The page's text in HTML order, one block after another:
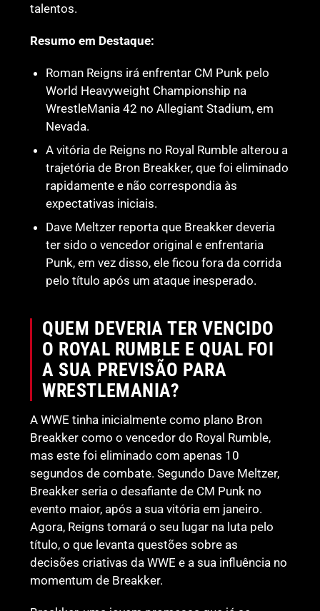
talentos.
Resumo em Destaque:
Roman Reigns irá enfrentar CM Punk pelo
World Heavyweight Championship na
WrestleMania 42 no Allegiant Stadium, em
Nevada.
A vitória de Reigns no Royal Rumble alterou a
trajetória de Bron Breakker, que foi eliminado
rapidamente e não correspondia às
expectativas iniciais.
Dave Meltzer reporta que Breakker deveria
ter sido o vencedor original e enfrentaria
Punk, em vez disso, ele ficou fora da corrida
pelo título após um ataque inesperado.
QUEM DEVERIA TER VENCIDO
O ROYAL RUMBLE E QUAL FOI
A SUA PREVISÃO PARA
WRESTLEMANIA?
A WWE tinha inicialmente como plano Bron
Breakker como o vencedor do Royal Rumble,
mas este foi eliminado com apenas 10
segundos de combate. Segundo Dave Meltzer,
Breakker seria o desafiante de CM Punk no
evento maior, após a sua vitória em janeiro.
Agora, Reigns tomará o seu lugar na luta pelo
título, o que levanta questões sobre as
decisões criativas da WWE e a sua influência no
momentum de Breakker.